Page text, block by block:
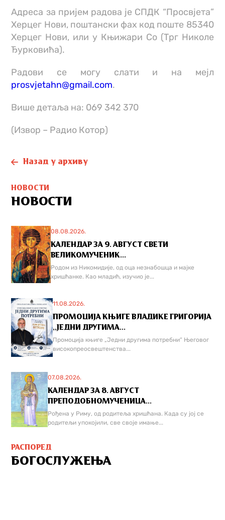
Адреса за пријем радова је СПДК “Просвјета”
Херцег Нови, поштански фах код поште 85340
Херцег Нови, или у Књижари Со (Трг Николе
Ђурковића).
Радови се могу слати и на мејл
prosvjetahn@gmail.com.
Више детаља на: 069 342 370
(Извор – Радио Котор)
Назад у архиву
НОВОСТИ
НОВОСТИ
08.08.2026.
КАЛЕНДАР ЗА 9. АВГУСТ СВЕТИ
ВЕЛИКОМУЧЕНИК...
Родом из Никомидије, од оца незнабошца и мајке
хришћанке. Као младић, изучио је...
11.08.2026.
ПРОМОЦИЈА КЊИГЕ ВЛАДИКЕ ГРИГОРИЈА
,,ЈЕДНИ ДРУГИМА...
Промоција књиге „Једни другима потребни“ Његовог
високопреосвештенства...
07.08.2026.
КАЛЕНДАР ЗА 8. АВГУСТ
ПРЕПОДОБНОМУЧЕНИЦА...
Рођена у Риму, од родитеља хришћана. Када су јој се
родитељи упокојили, све своје имање...
РАСПОРЕД
БОГОСЛУЖЕЊА